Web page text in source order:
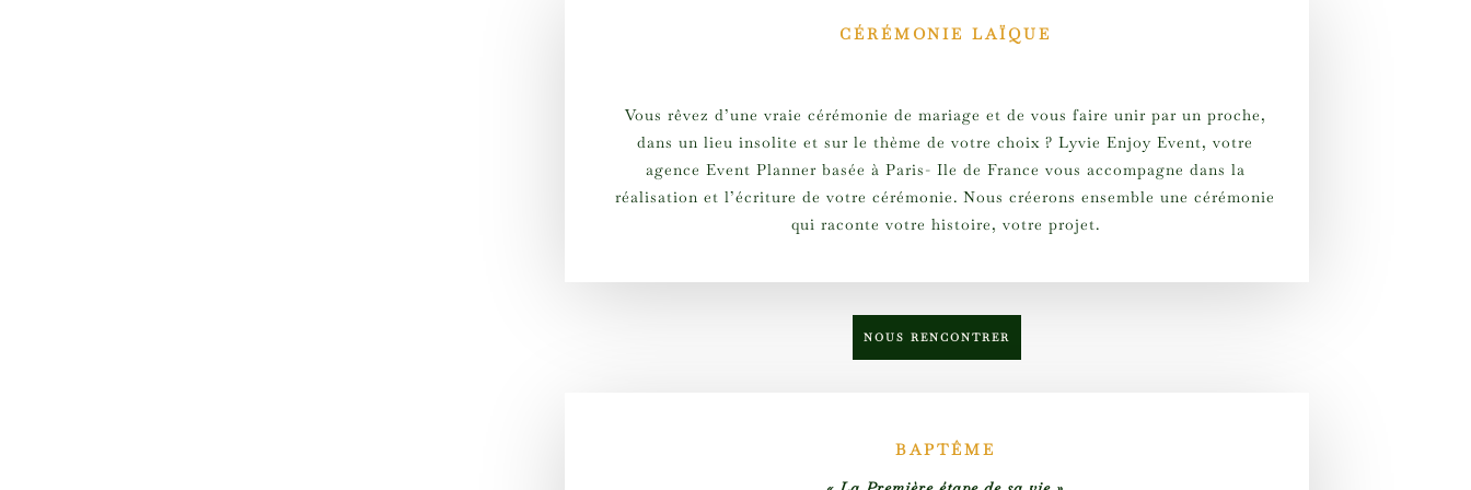
CÉRÉMONIE LAÏQUE
Vous rêvez d’une vraie cérémonie de mariage et de vous faire unir par un proche,
dans un lieu insolite et sur le thème de votre choix ? Lyvie Enjoy Event, votre
agence Event Planner basée à Paris- Ile de France vous accompagne dans la
réalisation et l’écriture de votre cérémonie. Nous créerons ensemble une cérémonie
qui raconte votre histoire, votre projet.
NOUS RENCONTRER
BAPTÊME